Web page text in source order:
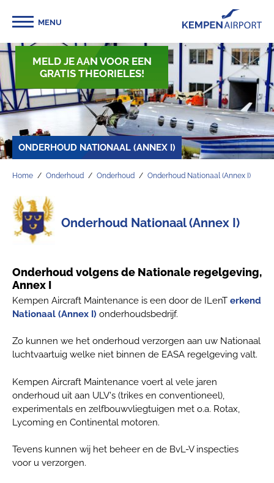
MENU
MELD JE AAN VOOR EEN
GRATIS THEORIELES!
ONDERHOUD NATIONAAL (ANNEX I)
Home Onderhoud Onderhoud Onderhoud Nationaal (Annex I)
Onderhoud Nationaal (Annex I)
Onderhoud volgens de Nationale regelgeving,
Annex I
Kempen Aircraft Maintenance is een door de ILenT erkend
Nationaal (Annex I) onderhoudsbedrijf.
Zo kunnen we het onderhoud verzorgen aan uw Nationaal
luchtvaartuig welke niet binnen de EASA regelgeving valt.
Kempen Aircraft Maintenance voert al vele jaren
onderhoud uit aan ULV's (trikes en conventioneel),
experimentals en zelfbouwvliegtuigen met o.a. Rotax,
Lycoming en Continental motoren.
Tevens kunnen wij het beheer en de BvL-V inspecties
voor u verzorgen.